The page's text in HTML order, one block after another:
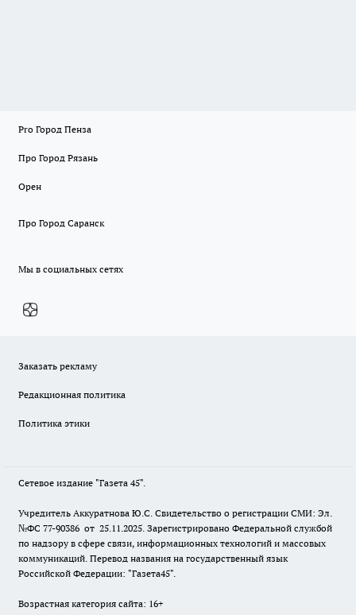
Pro Город Пенза
Про Город Рязань
Орен
Про Город Саранск
Мы в социальных сетях
Заказать рекламу
Редакционная политика
Политика этики
Сетевое издание "Газета 45".
Учредитель Аккуратнова Ю.С. Свидетельство о регистрации СМИ: Эл.
№ФС 77-90386 от 25.11.2025. Зарегистрировано Федеральной службой
по надзору в сфере связи, информационных технологий и массовых
коммуникаций. Перевод названия на государственный язык
Российской Федерации: "Газета45".
Возрастная категория сайта: 16+